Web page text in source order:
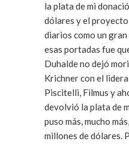
la plata de mi
dólares y el
diarios como un gran fracaso.
esas portadas fue
Duhalde no dejó
Krichner con el
Piscitelli, Filmus y
devolvió la plata de
puso más, mucho
millones de dólares. Pero ¿cómo se hace para